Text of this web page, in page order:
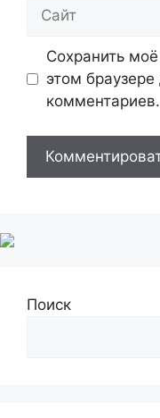
Сайт
Сохранить
этом
комментариев.
Поиск